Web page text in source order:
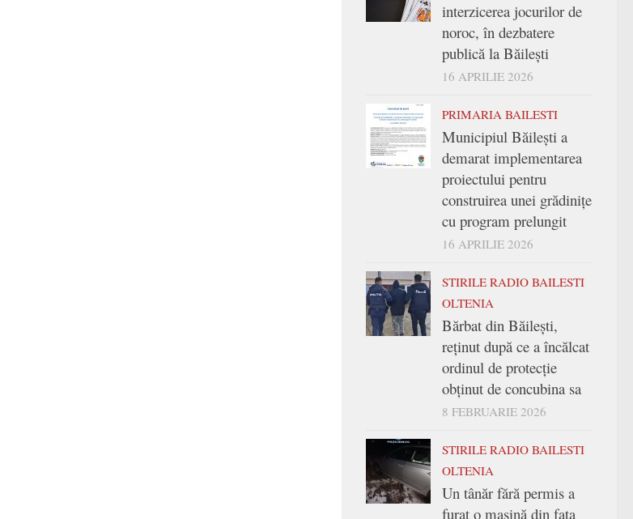
interzicerea jocurilor de
noroc, în dezbatere
publică la Băilești
16 APRILIE 2026
PRIMARIA BAILESTI
Municipiul Băilești a
demarat implementarea
proiectului pentru
construirea unei grădinițe
cu program prelungit
16 APRILIE 2026
STIRILE RADIO BAILESTI
OLTENIA
Bărbat din Băilești,
reținut după ce a încălcat
ordinul de protecție
obținut de concubina sa
8 FEBRUARIE 2026
STIRILE RADIO BAILESTI
OLTENIA
Un tânăr fără permis a
furat o mașină din fața